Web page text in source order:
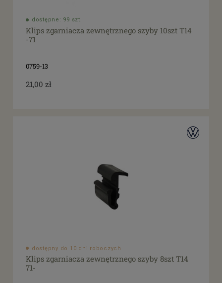
dostępne: 99 szt.
Klips zgarniacza zewnętrznego szyby 10szt T14
-71
0759-13
21,00 zł
dostępny do 10 dni roboczych
Klips zgarniacza zewnętrznego szyby 8szt T14
71-